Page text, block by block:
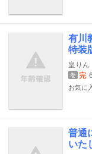
有川
特装
皇りん
巻 完
お気に
普通
いた